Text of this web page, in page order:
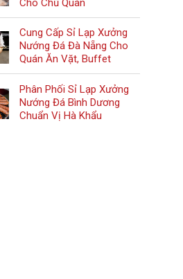
Cho Chủ Quán
Cung Cấp Sỉ Lạp Xưởng
Nướng Đá Đà Nẵng Cho
Quán Ăn Vặt, Buffet
Phân Phối Sỉ Lạp Xưởng
Nướng Đá Bình Dương
Chuẩn Vị Hà Khẩu